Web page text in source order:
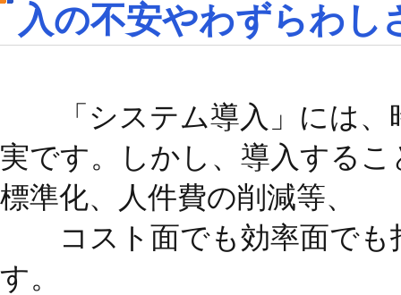
入の不安やわずらわし
「システム導入」には、
実です。しかし、導入する
標準化、人件費の削減等、
コスト面でも効率面でも
す。